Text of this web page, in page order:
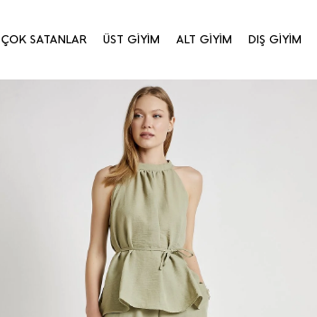
ÇOK SATANLAR ÜST GİYİM ALT GİYİM DIŞ GİYİM